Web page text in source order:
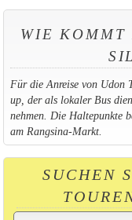
WIE KOMMT
Für die Anreise von Udon
up, der als lokaler Bus
nehmen. Die Haltepunkte
am Rangsina-Markt.
SUCHEN